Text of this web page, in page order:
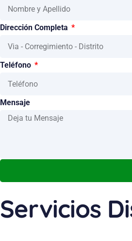
Dirección Completa
Teléfono
Mensaje
Servicios